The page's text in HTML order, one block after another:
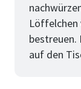
Löffelchen
bestreuen.
auf den